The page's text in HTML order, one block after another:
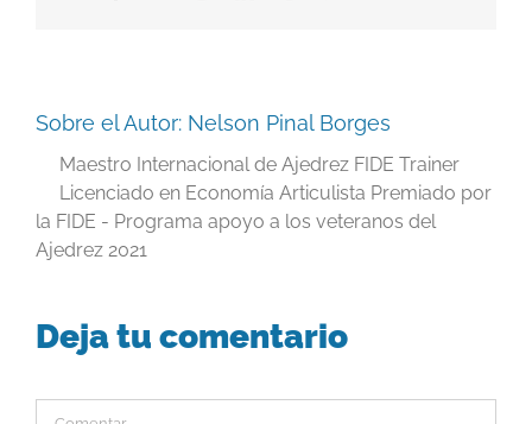
Sobre el Autor: Nelson Pinal Borges
Maestro Internacional de Ajedrez FIDE Trainer
Licenciado en Economía Articulista Premiado por
la FIDE - Programa apoyo a los veteranos del
Ajedrez 2021
Deja tu comentario